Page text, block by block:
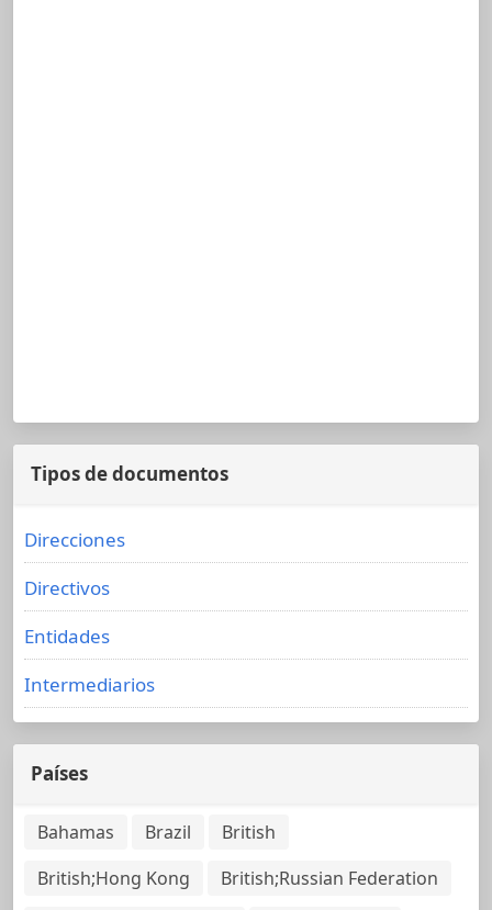
Tipos de documentos
Direcciones
Directivos
Entidades
Intermediarios
Países
Bahamas Brazil
British
British;Hong Kong
British;Russian Federation